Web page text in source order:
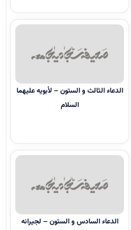
الدعاء الثالث و الستون – لأبويه عليهما
السلام
الدعاء السادس و الستون – لجيرانه